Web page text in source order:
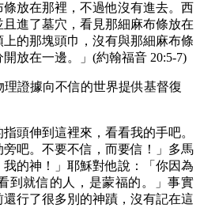
條放在那裡，不過他沒有進去。西
進了墓穴，看見那細麻布條放在
的那塊頭巾，沒有與那細麻布條
放在一邊。」(約翰福音 20:5-7)
證據向不信的世界提供基督復
頭伸到這裡來，看看我的手吧。
吧。不要不信，而要信！」多馬
的神！」耶穌對他說：「你因為
到就信的人，是蒙福的。」事實
行了很多別的神蹟，沒有記在這